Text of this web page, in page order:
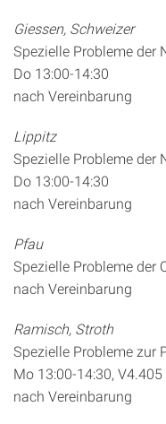
Giessen, Schweizer
Spezielle Probleme der
Do 13:00-14:30
nach Vereinbarung
Lippitz
Spezielle Probleme der
Do 13:00-14:30
nach Vereinbarung
Pfau
Spezielle Probleme der
nach Vereinbarung
Ramisch, Stroth
Spezielle Probleme zur
Mo 13:00-14:30, V4.405
nach Vereinbarung